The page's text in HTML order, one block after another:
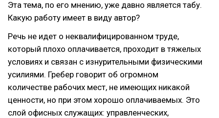
Эта тема, по его мнению, уже давно является табу.
Какую работу имеет в виду автор?
Речь не идет о неквалифицированном труде,
который плохо оплачивается, проходит в тяжелых
условиях и связан с изнурительными физическими
усилиями. Гребер говорит об огромном
количестве рабочих мест, не имеющих никакой
ценности, но при этом хорошо оплачиваемых. Это
слой офисных служащих: управленческих,